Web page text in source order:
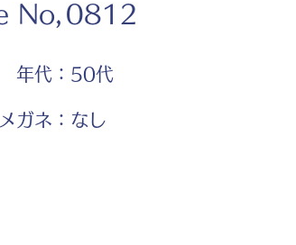
No, 0812
年代： 50代
メガネ： なし